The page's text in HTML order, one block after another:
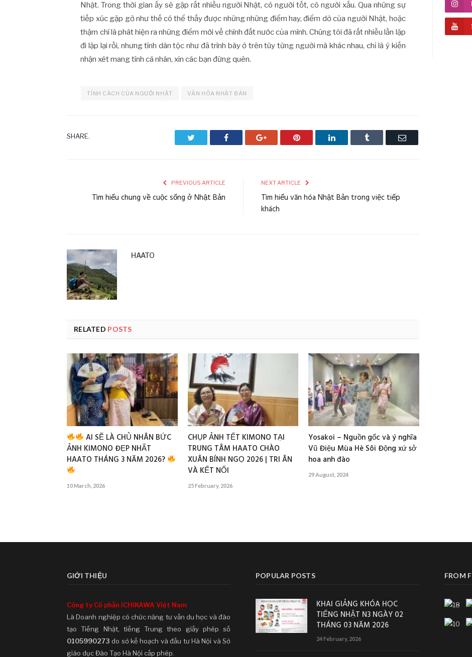
Nhật. Trong thời gian ấy sẽ gặp rất nhiều người Nhật, có người tốt, có người xấu. Qua những sự
tiếp xúc gặp gỡ như thế có thể thấy được những những điểm hay, điểm dở của người Nhật, hoặc
thậm chí là phát hiện ra những điểm mới về chính đất nước của mình. Chúng tôi đã rất nhiều lần lặp
đi lặp lại rồi, nhưng tính dân tộc như đã trình bày ở trên tùy từng người mà khác nhau, chỉ là ý kiến
nhận xét mang tính cá nhân, xin các bạn đừng quên.
TÍNH CÁCH CỦA NGƯỜI NHẬT VĂN HÓA NHẬT BẢN
SHARE. Facebook Google+ Pinterest LinkedIn Tumblr Email
PREVIOUS ARTICLE
Tìm hiểu chung về cuộc sống ở Nhật Bản
NEXT ARTICLE
Tìm hiểu văn hóa Nhật Bản trong việc tiếp
khách
HAATO
RELATED POSTS
AI SẼ LÀ CHỦ NHÂN BỨC
ẢNH KIMONO ĐẸP NHẤT
HAATO THÁNG 3 NĂM 2026?
10 March, 2026
CHỤP ẢNH TẾT KIMONO TẠI
TRUNG TÂM HAATO CHÀO
XUÂN BÍNH NGỌ 2026 | TRI ÂN
VÀ KẾT NỐI
25 February, 2026
Yosakoi – Nguồn gốc và ý nghĩa
Vũ Điệu Mùa Hè Sôi Động xứ sở
hoa anh đào
29 August, 2024
GIỚI THIỆU
Công ty Cổ phần ICHIKAWA Việt Nam
Là Doanh nghiệp có chức năng tư vấn du học và đào
tạo Tiếng Nhật, tiếng Trung theo giấy phép số
0105990273 do sở kế hoạch và đầu tư Hà Nội và Sở
giáo dục Đào Tạo Hà Nội cấp phép.
POPULAR POSTS
KHAI GIẢNG KHÓA HỌC
TIẾNG NHẬT N3 NGÀY 02
THÁNG 03 NĂM 2026
24 February, 2026
FROM